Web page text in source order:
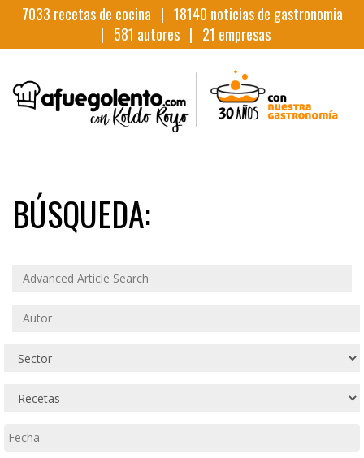
7033 recetas de cocina | 18140 noticias de gastronomia
| 581 autores | 21 empresas
BÚSQUEDA: